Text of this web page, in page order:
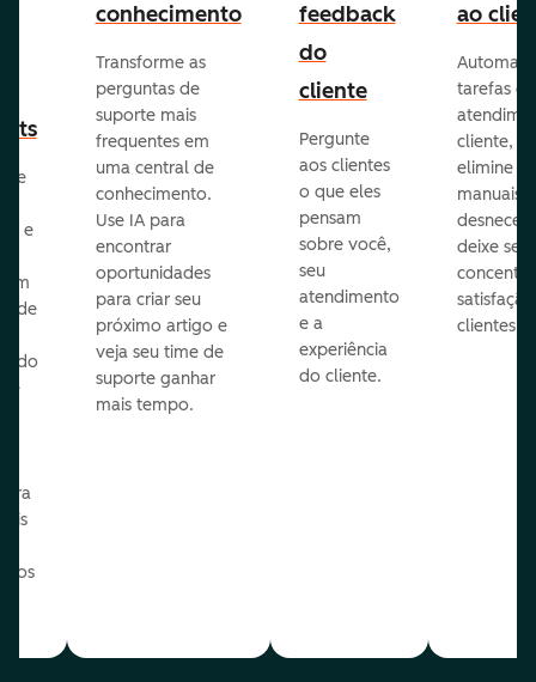
e
de
os
conhecimento
Transforme as
perguntas de
suporte mais
frequentes em
uma central de
conhecimento.
Use IA para
encontrar
oportunidades
para criar seu
próximo artigo e
veja seu time de
suporte ganhar
mais tempo.
feedback
do
cliente
Pergunte
aos clientes
o que eles
pensam
sobre você,
seu
atendimento
e a
experiência
do cliente.
ao
tarefas de
cliente,
elimine
manuais
deixe seu
clientes.